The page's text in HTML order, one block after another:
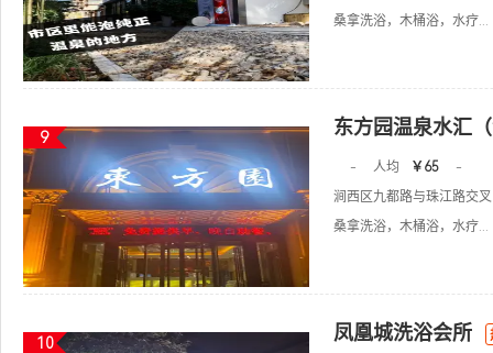
桑拿洗浴，木桶浴，水疗...
9 东方园温泉水汇
- 人均 ￥65
-
涧西区九都路与珠江路交
桑拿洗浴，木桶浴，水疗...
10 凤凰城洗浴会所